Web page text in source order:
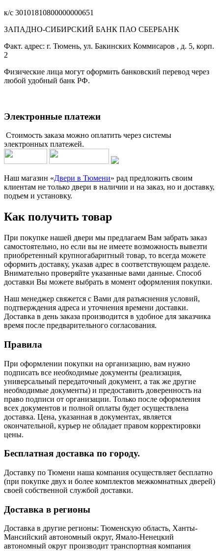
к/с 30101810800000000651
ЗАПАДНО-СИБИРСКИЙ БАНК ПАО СБЕРБАНК
Факт. адрес: г. Тюмень, ул. Бакинских Коммисаров , д. 5, корп.
2
Физические лица могут оформить банковский перевод через
любой удобный банк РФ.
Электронные платежи
Стоимость заказа можно оплатить через системы
электронных платежей.
Наш магазин «Двери в Тюмени» рад предложить своим
клиентам не только двери в наличии и на заказ, но и доставку,
подъем и установку.
Как получить товар
При покупке нашей двери мы предлагаем Вам забрать заказ
самостоятельно, но если вы не имеете возможность вывезти
приобретенный крупногабаритный товар, то всегда можете
оформить доставку, указав адрес в соответствующем разделе.
Внимательно проверяйте указанные вами данные. Способ
доставки Вы можете выбрать в момент оформления покупки.
Наш менеджер свяжется с Вами для разъяснения условий,
подтверждения адреса и уточнения времени доставки.
Доставка в день заказа производится в удобное для заказчика
время после предварительного согласования.
Правила
При оформлении покупки на организацию, вам нужно
подписать все необходимые документы (реализация,
универсальный передаточный документ, а так же другие
необходимые документы) и предоставить доверенность на
право подписи от организации. Только после оформления
всех документов и полной оплаты будет осуществлена
доставка. Цена, указанная в документах, является
окончательной, курьер не обладает правом корректировки
цены.
Бесплатная доставка по городу.
Доставку по Тюмени наша компания осуществляет бесплатно
(при покупке двух и более комплектов межкомнатных дверей)
своей собственной службой доставки.
Доставка в регионы
Доставка в другие регионы: Тюменскую область, Ханты-
Мансийский автономный округ, Ямало-Ненецкий
автономный округ производит транспортная компания